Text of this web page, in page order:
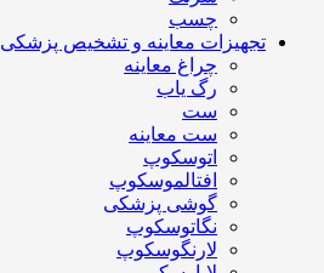
چسب
تجهیزات معاینه و تشخیص پزشکی
چراغ معاینه
رگ یاب
ست
ست معاینه
اتوسکوپ
افتالموسکوپ
گوشی پزشکی
نگاتوسکوپ
لارنگوسکوپ